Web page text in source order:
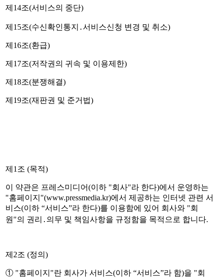
제14조(서비스의 중단)
제15조(수신확인통지․서비스신청 변경 및 취소)
제16조(환급)
제17조(저작권의 귀속 및 이용제한)
제18조(분쟁해결)
제19조(재판권 및 준거법)
제1조 (목적)
이 약관은 프레스미디어(이하 "회사"라 한다)에서 운영하는
"홈페이지"(www.pressmedia.kr)에서 제공하는 인터넷 관련 서
비스(이하 “서비스”라 한다)를 이용함에 있어 회사와 "회
원"의 권리․의무 및 책임사항을 규정함을 목적으로 합니다.
제2조 (정의)
① "홈페이지"란 회사가 서비스(이하 “서비스”라 함)을 "회